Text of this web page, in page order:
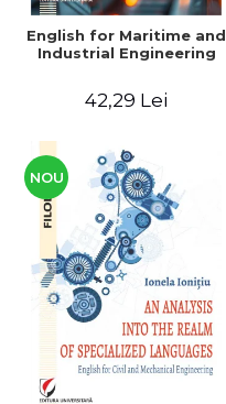
English for Maritime and
Industrial Engineering
42,29 Lei
NOU